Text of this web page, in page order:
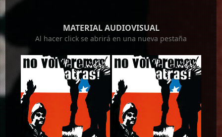
MATERIAL AUDIOVISUAL
Al hacer click se abrirá en una nueva pestaña